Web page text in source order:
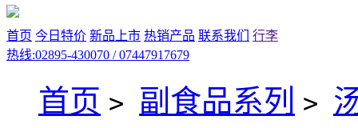
首页 今日特价 新品上市 热销产品 联系我们
行李
热线:02895-430070 / 07447917679
首页 > 副食品系列 >